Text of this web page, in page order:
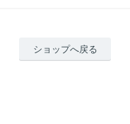
ショップへ戻る